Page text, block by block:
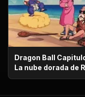
Dragon Ball
La nube dorada de